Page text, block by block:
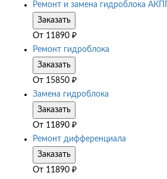
Ремонт и замена гидроблока АКПП
Заказать
От 11890 ₽
Ремонт гидроблока
Заказать
От 15850 ₽
Замена гидроблока
Заказать
От 11890 ₽
Ремонт дифференциала
Заказать
От 11890 ₽